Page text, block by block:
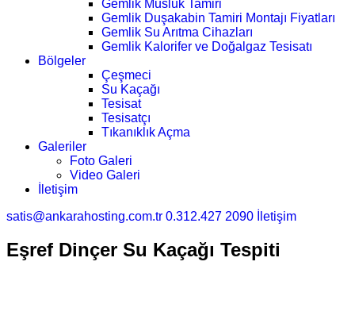
Gemlik Musluk Tamiri
Gemlik Duşakabin Tamiri Montajı Fiyatları
Gemlik Su Arıtma Cihazları
Gemlik Kalorifer ve Doğalgaz Tesisatı
Bölgeler
Çeşmeci
Su Kaçağı
Tesisat
Tesisatçı
Tıkanıklık Açma
Galeriler
Foto Galeri
Video Galeri
İletişim
satis@ankarahosting.com.tr 0.312.427 2090 İletişim
Eşref Dinçer Su Kaçağı Tespiti